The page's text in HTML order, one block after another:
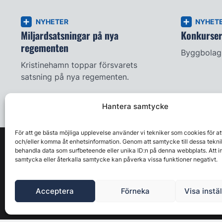
Hantera samtycke
För att ge bästa möjliga upplevelse använder vi tekniker som cookies för
och/eller komma åt enhetsinformation. Genom att samtycke till dessa
behandla data som surfbeteende eller unika ID:n på denna webbplats. Att
samtycka eller återkalla samtycke kan påverka vissa funktioner negativt.
Acceptera Förneka Visa
NYHETER
Miljardsatsningar på nya
regementen
Kristinehamn toppar försvarets
satsning på nya regementen.